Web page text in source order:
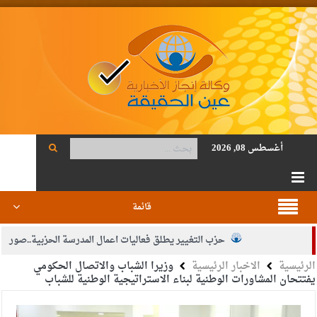
أغسطس 08, 2026
قائمة
حزب التغيير يطلق فعاليات اعمال المدرسة الحزبية..صور
الجيش يفتح باب التجنيد لحملة البكالوريوس في الحقوق والقانون
الرئيسية الاخبار الرئيسية وزيرا الشباب والاتصال الحكومي
يفتتحان المشاورات الوطنية لبناء الاستراتيجية الوطنية للشباب